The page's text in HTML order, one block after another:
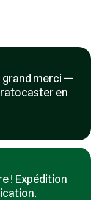
grand merci —
en
! Expédition